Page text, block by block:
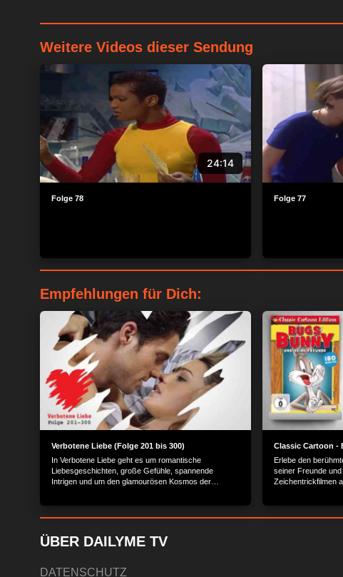
Weitere Videos dieser Sendung
24:14
Folge 78 Folge 77
Empfehlungen für Dich:
Verbotene Liebe (Folge 201 bis 300)
In Verbotene Liebe geht es um romantische
Liebesgeschichten, große Gefühle, spannende
Intrigen und um den glamourösen Kosmos der
Classic Cartoon -
Erlebe den
seiner Freunde
Zeichentrickfilmen
ÜBER DAILYME TV
DATENSCHUTZ